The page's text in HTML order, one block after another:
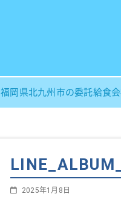
福岡県北九州市の委託給食
2025年1月8日